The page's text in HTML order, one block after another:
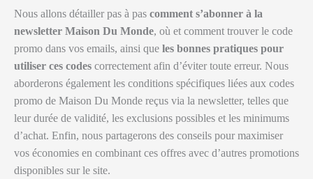
Nous allons détailler pas à pas comment s’abonner à la
newsletter Maison Du Monde, où et comment trouver le code
promo dans vos emails, ainsi que les bonnes pratiques pour
utiliser ces codes correctement afin d’éviter toute erreur. Nous
aborderons également les conditions spécifiques liées aux codes
promo de Maison Du Monde reçus via la newsletter, telles que
leur durée de validité, les exclusions possibles et les minimums
d’achat. Enfin, nous partagerons des conseils pour maximiser
vos économies en combinant ces offres avec d’autres promotions
disponibles sur le site.